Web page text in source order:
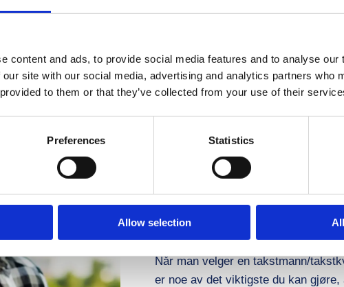
content and ads, to provide social media features and to analyse our
site with our social media, advertising and analytics partners who
to them or that they’ve collected from your use of their
Preferences Statistics
Allow selection
Når man velger en takstmann/
er noe av det viktigste du kan